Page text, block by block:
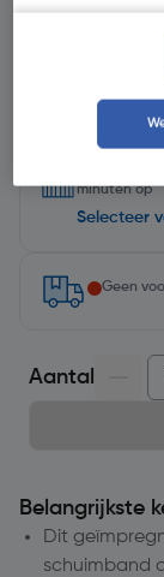
|
minuten op
Selecteer
Geen
Aantal
Belangrijkste
Dit
schuimband